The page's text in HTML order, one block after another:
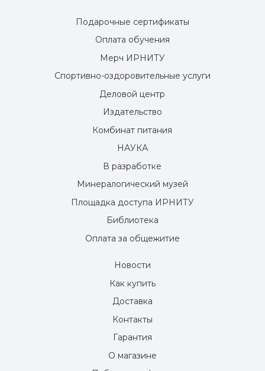
Подарочные сертификаты
Оплата обучения
Мерч ИРНИТУ
Спортивно-оздоровительные услуги
Деловой центр
Издательство
Комбинат питания
НАУКА
В разработке
Минералогический музей
Площадка доступа ИРНИТУ
Библиотека
Оплата за общежитие
Новости
Как купить
Доставка
Контакты
Гарантия
О магазине